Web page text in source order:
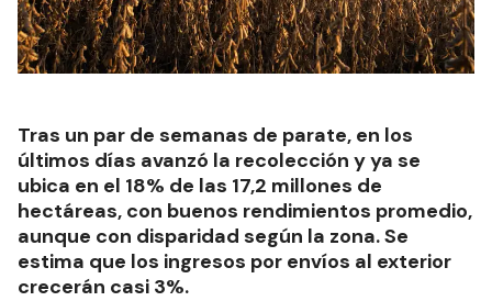
Tras un par de semanas de parate, en los
últimos días avanzó la recolección y ya se
ubica en el 18% de las 17,2 millones de
hectáreas, con buenos rendimientos promedio,
aunque con disparidad según la zona. Se
estima que los ingresos por envíos al exterior
crecerán casi 3%.